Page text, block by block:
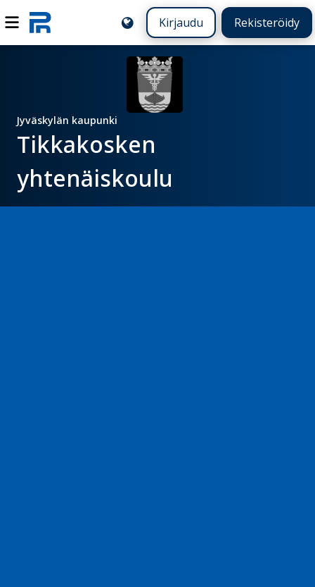
Kirjaudu Rekisteröidy
Jyväskylän kaupunki
Tikkakosken
yhtenäiskoulu